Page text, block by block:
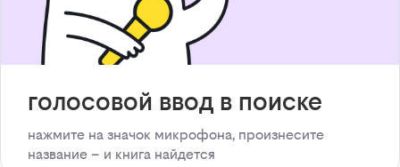
голосовой ввод в поиске
нажмите на значок микрофона, произнесите
название – и книга найдется